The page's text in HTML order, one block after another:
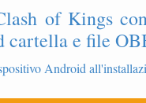
of Kings
cartella e file
Android